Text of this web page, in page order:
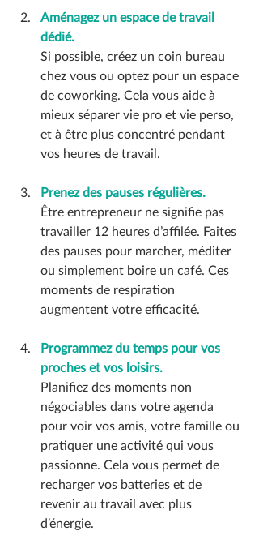
Aménagez un espace de travail
dédié.
Si possible, créez un coin bureau
chez vous ou optez pour un espace
de coworking. Cela vous aide à
mieux séparer vie pro et vie perso,
et à être plus concentré pendant
vos heures de travail.
Prenez des pauses régulières.
Être entrepreneur ne signifie pas
travailler 12 heures d’affilée. Faites
des pauses pour marcher, méditer
ou simplement boire un café. Ces
moments de respiration
augmentent votre efficacité.
Programmez du temps pour vos
proches et vos loisirs.
Planifiez des moments non
négociables dans votre agenda
pour voir vos amis, votre famille ou
pratiquer une activité qui vous
passionne. Cela vous permet de
recharger vos batteries et de
revenir au travail avec plus
d’énergie.